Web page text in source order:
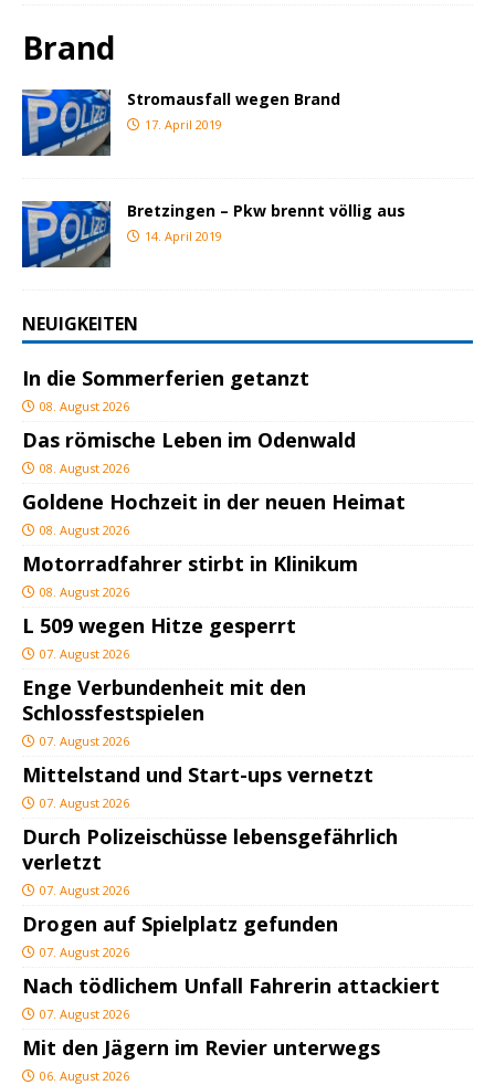
Brand
Stromausfall wegen Brand
17. April 2019
Bretzingen – Pkw brennt völlig aus
14. April 2019
NEUIGKEITEN
In die Sommerferien getanzt
08. August 2026
Das römische Leben im Odenwald
08. August 2026
Goldene Hochzeit in der neuen Heimat
08. August 2026
Motorradfahrer stirbt in Klinikum
08. August 2026
L 509 wegen Hitze gesperrt
07. August 2026
Enge Verbundenheit mit den
Schlossfestspielen
07. August 2026
Mittelstand und Start-ups vernetzt
07. August 2026
Durch Polizeischüsse lebensgefährlich
verletzt
07. August 2026
Drogen auf Spielplatz gefunden
07. August 2026
Nach tödlichem Unfall Fahrerin attackiert
07. August 2026
Mit den Jägern im Revier unterwegs
06. August 2026